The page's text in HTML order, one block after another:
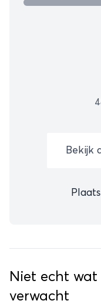
Bekijk
Niet echt
verwacht